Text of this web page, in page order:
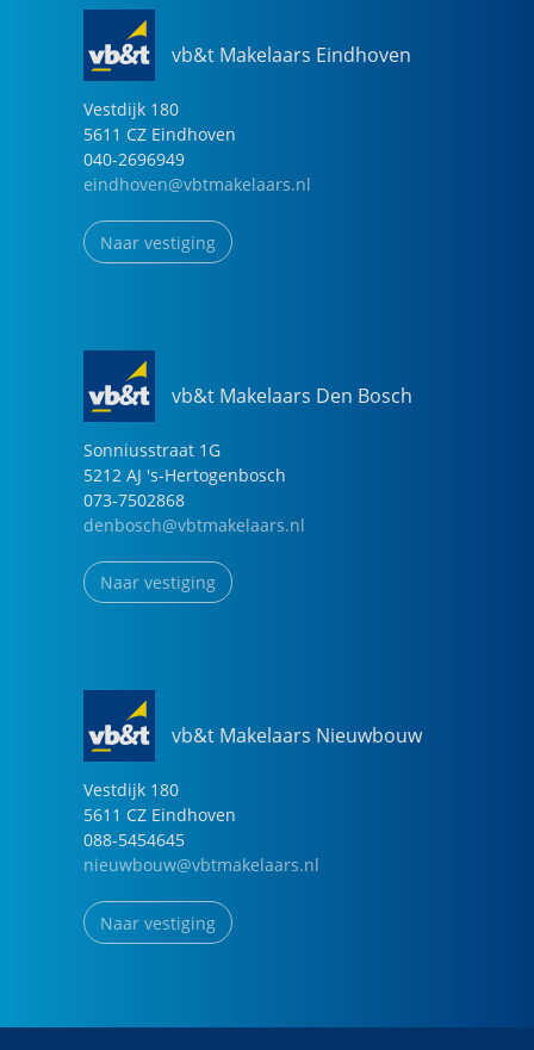
vb&t Makelaars Eindhoven
Vestdijk 180
5611 CZ Eindhoven
040-2696949
eindhoven@vbtmakelaars.nl
Naar vestiging
vb&t Makelaars Den Bosch
Sonniusstraat 1G
5212 AJ 's-Hertogenbosch
073-7502868
denbosch@vbtmakelaars.nl
Naar vestiging
vb&t Makelaars Nieuwbouw
Vestdijk 180
5611 CZ Eindhoven
088-5454645
nieuwbouw@vbtmakelaars.nl
Naar vestiging